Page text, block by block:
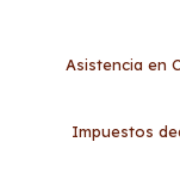
Asistencia en
Impuestos